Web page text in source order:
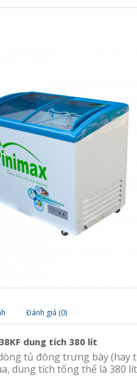
Đánh giá (0)
dung tích 380 lít
tủ đông trưng bày (hay
dung tích tổng thể là 380